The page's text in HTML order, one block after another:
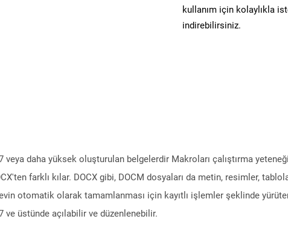
kullanım için kolaylıkla
indirebilirsiniz.
daha yüksek oluşturulan belgelerdir Makroları çalıştırma
farklı kılar. DOCX gibi, DOCM dosyaları da metin, resimler,
otomatik olarak tamamlanması için kayıtlı işlemler şeklinde
ve üstünde açılabilir ve düzenlenebilir.